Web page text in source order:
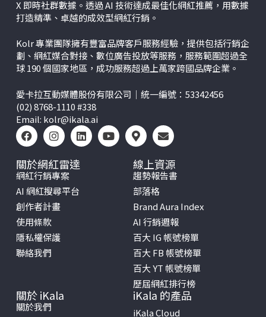
X 即時社群數據。透過 AI 技術達成最佳化網紅推薦，用數據
打造精準、卓越的成效型網紅行銷。
Kolr 專業團隊擁有豐富品牌客戶服務經驗，提供包括行銷企
劃、網紅媒合對接、數位廣告投放等服務，服務範圍超過全
球 190 個國家地區，成功服務超過上萬家跨國品牌企業。
愛卡拉互動媒體股份有限公司｜統一編號：53342456
(02) 8768-1110 #338
Email: kolr@ikala.ai
關於網紅雷達
網紅行銷專案
AI 網紅搜尋平台
創作者計畫
使用條款
隱私權保護
聯絡我們
線上資源
趨勢報告書
部落格
Brand Aura Index
AI 行銷週報
百大 IG 帳號榜單
百大 FB 帳號榜單
百大 YT 帳號榜單
歷屆網紅排行榜
關於 iKala
關於我們
iKala 的產品
iKala Cloud